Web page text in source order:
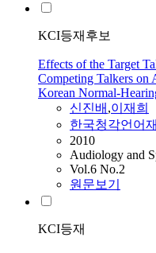
KCI등재후보
Effects of the Target
Competing Talkers
Korean Normal-
신진배 ,이재희
한국청각언어
2010
Audiology and
Vol.6 No.2
원문보기
KCI등재